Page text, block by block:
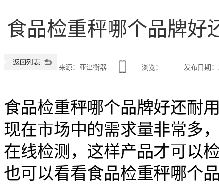
食品检重秤哪个品牌好
来源：亚津衡器 浏览： 发布日期：
食品检重秤哪个品牌好还耐
现在市场中的需求量非常多
在线检测，这样产品才可以
也可以看看食品检重秤哪个